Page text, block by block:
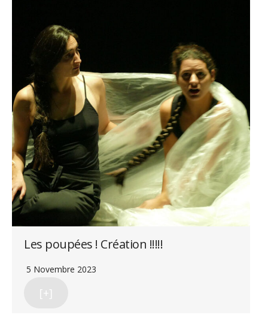
Les poupées ! Création !!!!!
5 Novembre 2023
[+]